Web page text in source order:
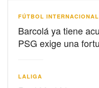
FÚTBOL INTERNACIONAL
Barcolá ya tiene
PSG exige una
LALIGA